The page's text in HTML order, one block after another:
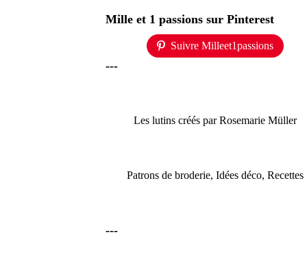
Mille et 1 passions sur Pinterest
Suivre Milleet1passions
---
Les lutins créés par Rosemarie Müller
Patrons de broderie, Idées déco, Recettes
---